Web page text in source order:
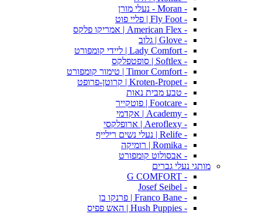
- Moran - נעלי מורן
- Fly Foot | פליי פוט
- American Flex | אמריקו פלקס
- Glove | גלוב
- Lady Comfort | ליידי קומפורט
- Softlex | סופטפלקס
- Timor Comfort | טימור קומפורט
- Kroten-Propet | קרוטן-פרופט
- טבע מבית נאות
- Footcare | פוטקייר
- Academy | אקדמי
- Aeroflexy | ארופלקסי
- Relife | נעלי נשים רילייף
- Romika | רומיקה
- אבסולוט קומפורט
מותגי נעלי גברים
- G COMFORT
- Josef Seibel
- Franco Bane | פרנקו בן
- Hush Puppies | האש פפיס